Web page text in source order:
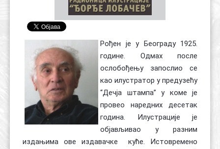
Рођен је у Београду 1925.
године. Одмах после
ослобођењу запослио се
као илустратор у предузећу
“Дечја штампа” у коме је
провео наредних десетак
година. Илустрације је
објављивао у разним
издањима ове издавачке куће. Истовремено